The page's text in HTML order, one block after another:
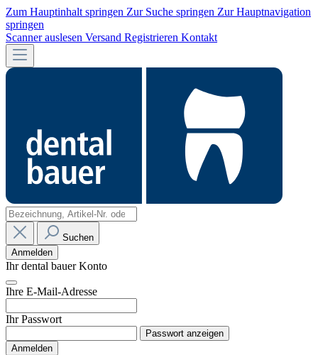
Zum Hauptinhalt springen Zur Suche springen Zur Hauptnavigation
springen
Scanner auslesen Versand Registrieren Kontakt
Suchen
Anmelden
Ihr dental bauer Konto
Ihre E-Mail-Adresse
Ihr Passwort
Passwort anzeigen
Anmelden